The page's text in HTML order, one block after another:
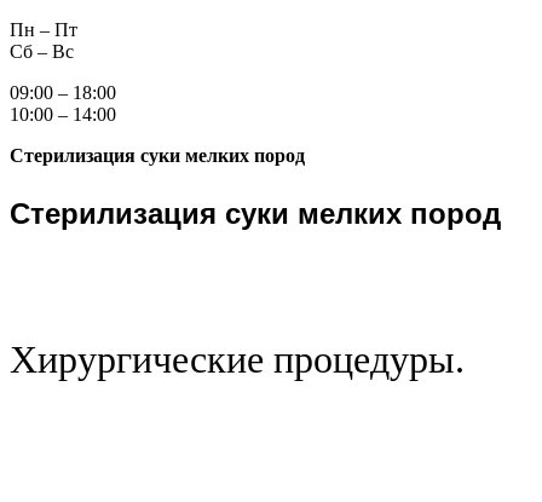
Пн – Пт
Сб – Вс
09:00 – 18:00
10:00 – 14:00
Стерилизация суки мелких пород
Стерилизация суки мелких пород
Хирургические процедуры.